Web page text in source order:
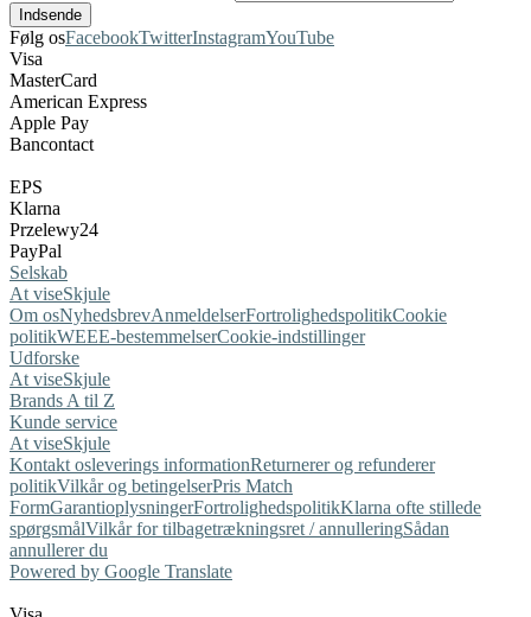
Følg osFacebookTwitterInstagramYouTube
Visa
MasterCard
American Express
Apple Pay
Bancontact
EPS
Klarna
Przelewy24
PayPal
Selskab
At viseSkjule
Om osNyhedsbrevAnmeldelserFortrolighedspolitikCookie
politikWEEE-bestemmelserCookie-indstillinger
Udforske
At viseSkjule
Brands A til Z
Kunde service
At viseSkjule
Kontakt osleverings informationReturnerer og refunderer
politikVilkår og betingelserPris Match
FormGarantioplysningerFortrolighedspolitikKlarna ofte stillede
spørgsmålVilkår for tilbagetrækningsret / annulleringSådan
annullerer du
Powered by Google Translate